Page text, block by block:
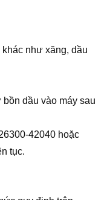
như xăng, dầu
dầu vào máy sau
42040 hoặc
tục.